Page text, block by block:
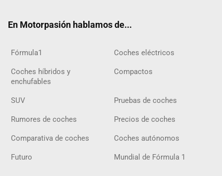
En Motorpasión hablamos de...
Fórmula1 Coches eléctricos
Coches híbridos y
enchufables
Compactos
SUV Pruebas de coches
Rumores de coches Precios de coches
Comparativa de coches Coches autónomos
Futuro Mundial de Fórmula 1